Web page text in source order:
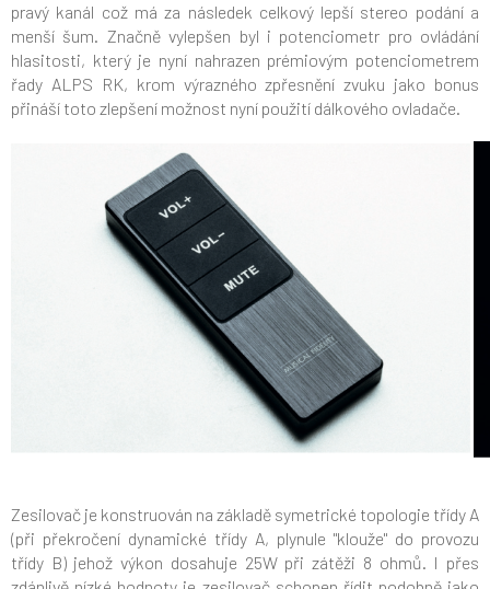
pravý kanál což má za následek celkový lepší stereo podání a
menší šum. Značně vylepšen byl i potenciometr pro ovládání
hlasitosti, který je nyní nahrazen prémiovým potenciometrem
řady ALPS RK, krom výrazného zpřesnění zvuku jako bonus
přináší toto zlepšení možnost nyní použití dálkového ovladače.
Zesilovač je konstruován na základě symetrické topologie třídy A
(při překročení dynamické třídy A, plynule "klouže" do provozu
třídy B) jehož výkon dosahuje 25W při zátěži 8 ohmů. I přes